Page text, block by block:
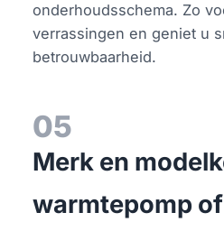
onderhoudsschema. Zo
verrassingen en geniet u
betrouwbaarheid.
05
Merk en
warmtepomp